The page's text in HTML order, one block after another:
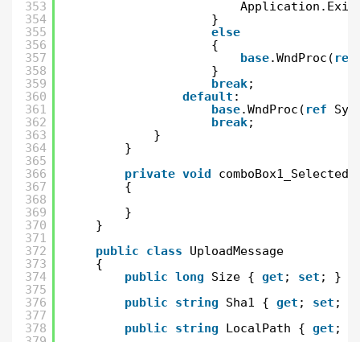
353
354
355
356
357
358
359
360
361
362
363
364
365
366
367
368
369
370
371
372
373
374
375
376
377
378
}
else
{
base.WndProc( ref
}
break;
default :
base.WndProc( ref
break;
}
}
private void
{
}
}
public
class
UploadMessage
{
public long Size { get ; set ; }
public
string Sha1 { get ; set ; }
public
string LocalPath { get ;